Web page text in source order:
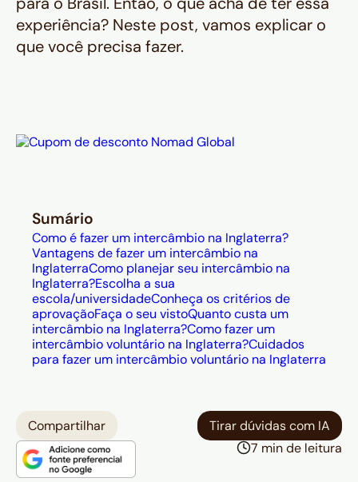
experiência? Neste post, vamos explicar o
que você precisa fazer.
Sumário
Como é fazer um intercâmbio na Inglaterra?
Vantagens de fazer um intercâmbio na
InglaterraComo planejar seu intercâmbio na
Inglaterra?Escolha a sua
escola/universidadeConheça os critérios de
aprovaçãoFaça o seu vistoQuanto custa um
intercâmbio na Inglaterra?Como fazer um
intercâmbio voluntário na Inglaterra?Cuidados
para fazer um intercâmbio voluntário na Inglaterra
Compartilhar
Tirar dúvidas com IA
7 min de leitura